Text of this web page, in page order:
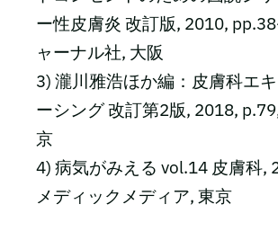
ー性皮膚炎 改訂版, 2010,
ャーナル社, 大阪
3) 瀧川雅浩ほか編：皮膚科エ
ーシング 改訂第2版, 2018,
京
4) 病気がみえる vol.14 皮膚科,
メディックメディア, 東京